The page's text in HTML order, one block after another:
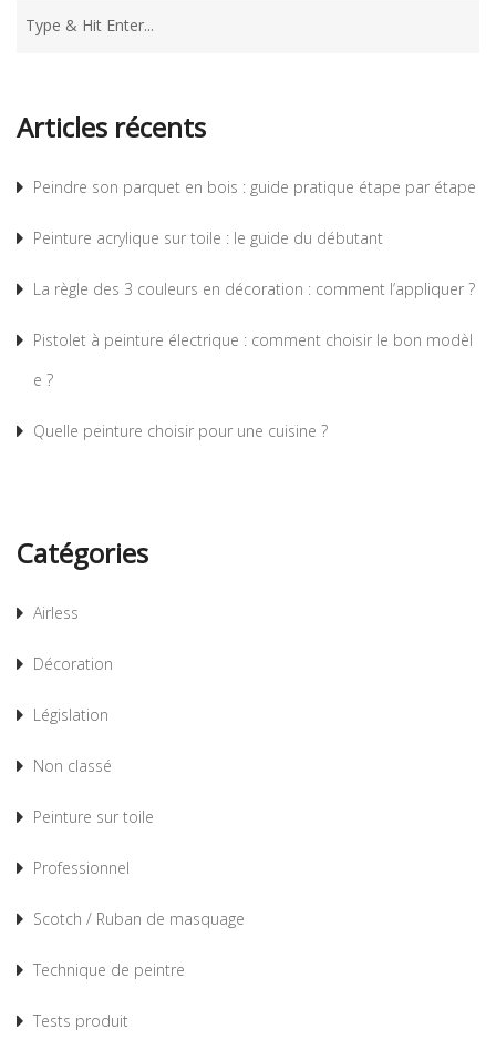
Articles récents
Peindre son parquet en bois : guide pratique étape par étape
Peinture acrylique sur toile : le guide du débutant
La règle des 3 couleurs en décoration : comment l’appliquer ?
Pistolet à peinture électrique : comment choisir le bon modèl
e ?
Quelle peinture choisir pour une cuisine ?
Catégories
Airless
Décoration
Législation
Non classé
Peinture sur toile
Professionnel
Scotch / Ruban de masquage
Technique de peintre
Tests produit